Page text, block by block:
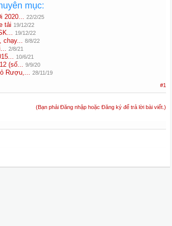
mục:
2020... 22/2/25
tải 19/12/22
19/12/22
chạy... 8/8/22
2/8/21
10/6/21
(số... 9/9/20
Rượu,... 28/11/19
#1
(Bạn phải Đăng nhập hoặc Đăng ký để trả lời bài viết.)